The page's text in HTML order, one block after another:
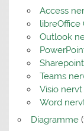
Access
libreOffice
Outlook
Teams
Visio
Word
Diagramme